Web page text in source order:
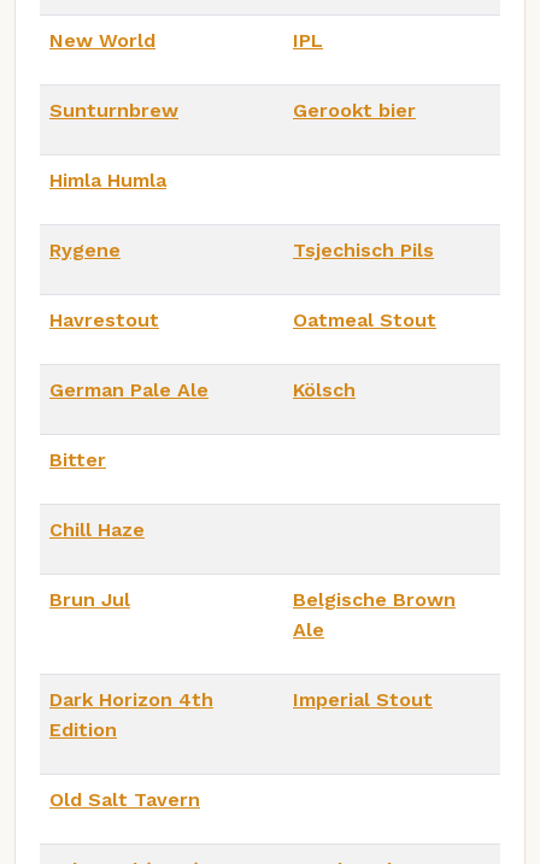
New World IPL
Sunturnbrew Gerookt bier
Himla Humla
Rygene Tsjechisch Pils
Havrestout Oatmeal Stout
German Pale Ale Kölsch
Bitter
Chill Haze
Brun Jul
Belgische Brown
Ale
Dark Horizon 4th
Edition
Imperial Stout
Old Salt Tavern